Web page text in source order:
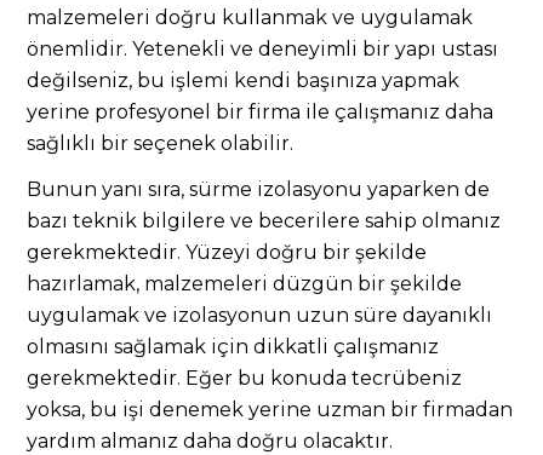
malzemeleri doğru kullanmak ve uygulamak
önemlidir. Yetenekli ve deneyimli bir yapı ustası
değilseniz, bu işlemi kendi başınıza yapmak
yerine profesyonel bir firma ile çalışmanız daha
sağlıklı bir seçenek olabilir.
Bunun yanı sıra, sürme izolasyonu yaparken de
bazı teknik bilgilere ve becerilere sahip olmanız
gerekmektedir. Yüzeyi doğru bir şekilde
hazırlamak, malzemeleri düzgün bir şekilde
uygulamak ve izolasyonun uzun süre dayanıklı
olmasını sağlamak için dikkatli çalışmanız
gerekmektedir. Eğer bu konuda tecrübeniz
yoksa, bu işi denemek yerine uzman bir firmadan
yardım almanız daha doğru olacaktır.